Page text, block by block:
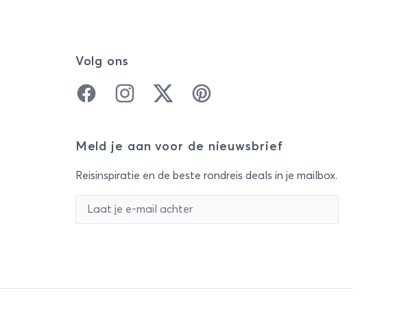
Volg ons
FacebookInstagramTwitter Pinterest
Meld je aan voor de nieuwsbrief
Reisinspiratie en de beste rondreis deals in je mailbox.